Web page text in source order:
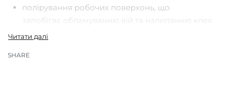
полірування робочих поверхонь, що
запобігає обламуванню вій та налипанню клея
ручна професійна заточка
м’яке, плавне зімкнення, що знижує втому руки
SHARE